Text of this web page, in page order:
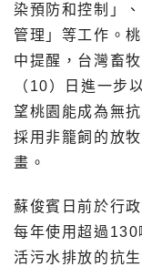
染預防和控制」
管理」等工作。
中提醒，台灣畜
（10）日進一步
望桃園能成為無
採用非籠飼的放
畫。
蘇俊賓日前於行
每年使用超過130
活污水排放的抗